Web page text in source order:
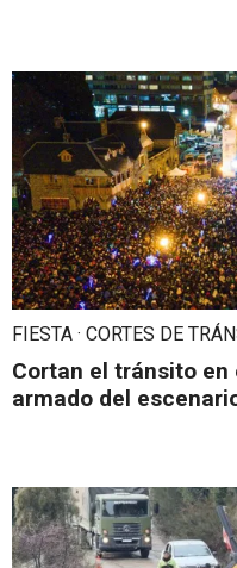
FIESTA · CORTES DE
Cortan el tránsito en
armado del